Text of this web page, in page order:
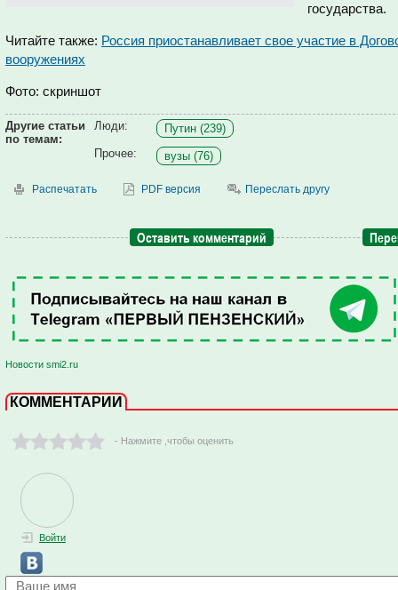
государства.
Читайте также: Россия приостанавливает свое участие в
вооружениях
Фото: скриншот
Другие статьи
по темам:
Люди:
Путин (239)
Прочее:
вузы (76)
Распечатать PDF версия Переслать другу
Оставить комментарий
Новости smi2.ru
КОММЕНТАРИИ
- Нажмите ,чтобы оценить
Войти